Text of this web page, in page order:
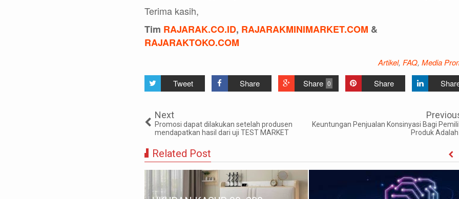
Terima kasih,
Tim RAJARAK.CO.ID, RAJARAKMINIMARKET.COM &
RAJARAKTOKO.COM
Artikel, FAQ, Media
Tweet
Share 0
Share Share
Next
Promosi dapat dilakukan setelah produsen
mendapatkan hasil dari uji TEST MARKET
Keuntungan Penjualan Konsinyasi Bagi
Produk
Related Post